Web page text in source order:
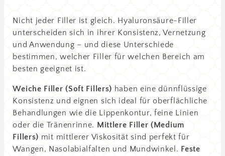
Nicht jeder Filler ist gleich. Hyaluronsäure-Filler
unterscheiden sich in ihrer Konsistenz, Vernetzung
und Anwendung – und diese Unterschiede
bestimmen, welcher Filler für welchen Bereich am
besten geeignet ist.
Weiche Filler (Soft Fillers) haben eine dünnflüssige
Konsistenz und eignen sich ideal für oberflächliche
Behandlungen wie die Lippenkontur, feine Linien
oder die Tränenrinne. Mittlere Filler (Medium
Fillers) mit mittlerer Viskosität sind perfekt für
Wangen, Nasolabialfalten und Mundwinkel. Feste